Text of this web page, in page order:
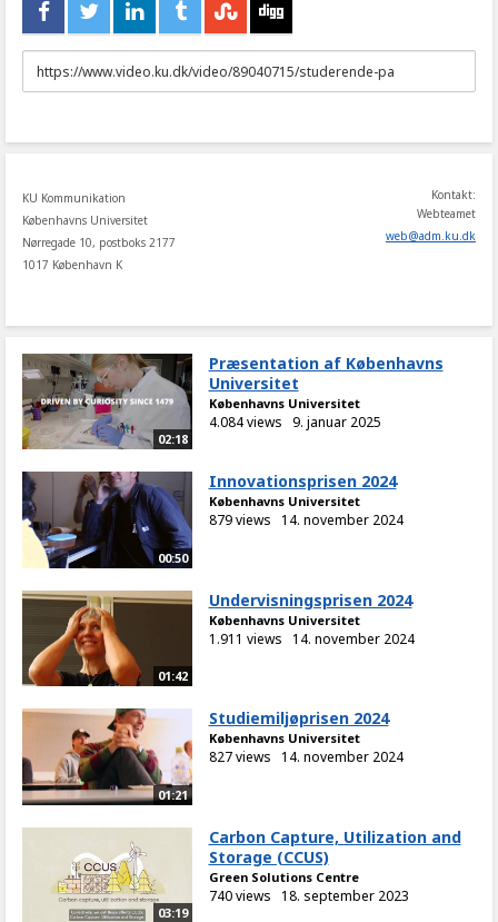
URL
to
KU Kommunikation
Københavns Universitet
Nørregade 10, postboks 2177
1017 København K
Kontakt:
Webteamet
web@adm.ku.dk
02:18
Præsentation af Københavns
Universitet
Københavns Universitet
4.084 views 9. januar 2025
00:50
Innovationsprisen 2024
Københavns Universitet
879 views 14. november 2024
01:42
Undervisningsprisen 2024
Københavns Universitet
1.911 views 14. november 2024
01:21
Studiemiljøprisen 2024
Københavns Universitet
827 views 14. november 2024
03:19
Carbon Capture, Utilization and
Storage (CCUS)
Green Solutions Centre
740 views 18. september 2023